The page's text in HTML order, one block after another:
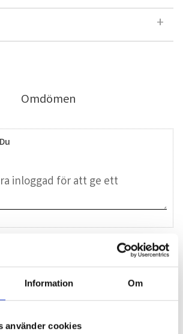
Information Om
använder cookies
Omdömen
Du